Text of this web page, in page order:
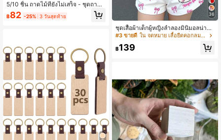
5/10 ชิ้น ถาดไม้ที่ยังไม่เสร็จ - ชุดถาดไ
ม้คราฟต์อเนกประสงค์สำหรับจัดแสดง
และเสิร์ฟ, การทาสี DIY, การย้อมสี, ปริ
ลที่มีความคิดสร้างสรรค์
฿82 -25% 3 วันสุดท้าย 36
ชุดเสื้อผ้าเด็กผู้หญิงลำลองมินิมอลน่ารัก
ปักลายการ์ตูนแมวลูกแมวมีเท็กซ์เจอร์ โ
2 ชิ้น เหมาะสำหรับฤดูร้อน กราฟิก คาว
#3 ขายดี ใน จดหมาย เสื้อยืดคอกลมสำหรับเด็กผู้หญิง
฿139